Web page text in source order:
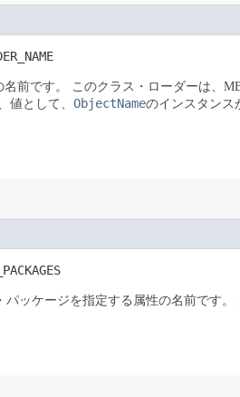
前です。
このクラス・ローダーは、
値として、 ObjectNameのインスタンス
ッケージを指定する属性の名前です。